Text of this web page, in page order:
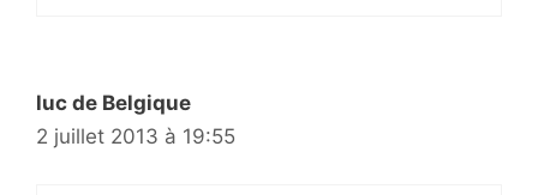
luc de Belgique
2 juillet 2013 à 19:55